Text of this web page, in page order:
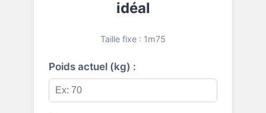
idéal
Taille fixe : 1m75
Poids actuel (kg) :